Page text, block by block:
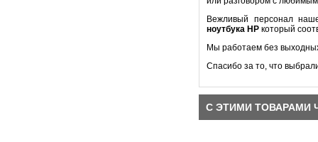
Вежливый персонал
ноутбука HP который
Мы работаем без
Спасибо за то, что
С ЭТИМИ ТОВАРАМИ